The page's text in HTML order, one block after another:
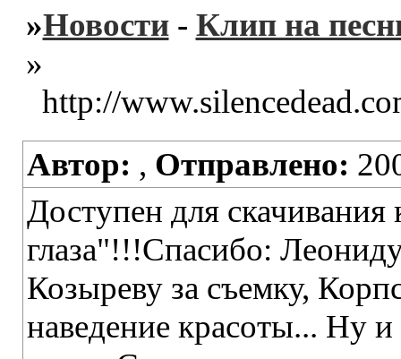
»Новости- Клип на
»
http://
Автор: , Отправлено:
Доступен для
глаза"!!!Спасибо:
Козыреву за съемку,
наведение красоты... Ну